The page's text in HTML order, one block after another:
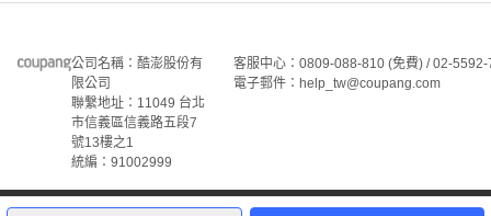
公司名稱：酷澎股份有
限公司
聯繫地址：11049 台北
市信義區信義路五段7
號13樓之1
統編：91002999
客服中心：0809-088-810 (免費) / 02-
電子郵件：help_tw@coupang.com
©Coupang Taiwan Co., Ltd. 保留所有權利。